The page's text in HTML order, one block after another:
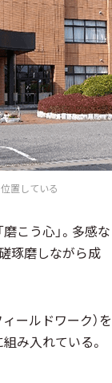
置している
こう心」。多感な
琢磨しながら成
ールドワーク）を
み入れている。